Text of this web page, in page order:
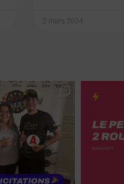
2 mars 2024